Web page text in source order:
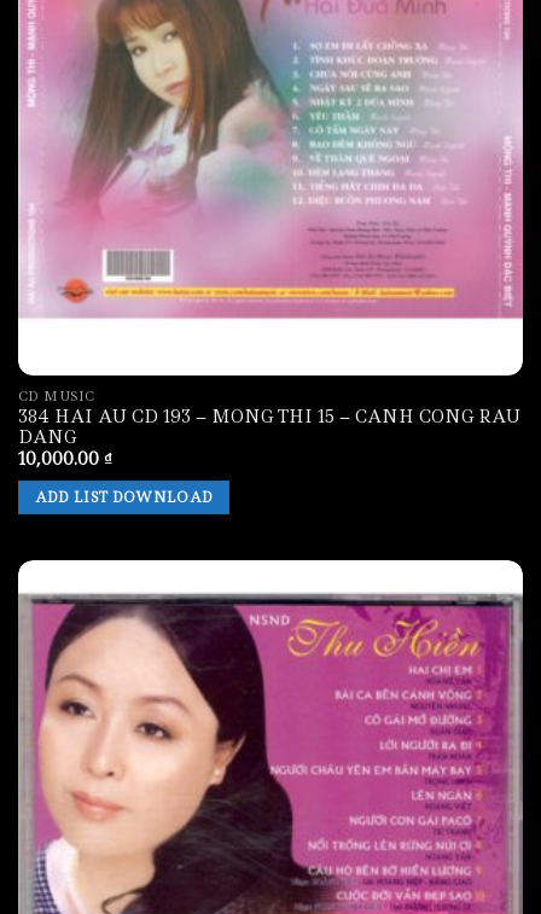
CD MUSIC
384 HAI AU CD 193 – MONG THI 15 – CANH CONG RAU
DANG
10,000.00 ₫
ADD LIST DOWNLOAD